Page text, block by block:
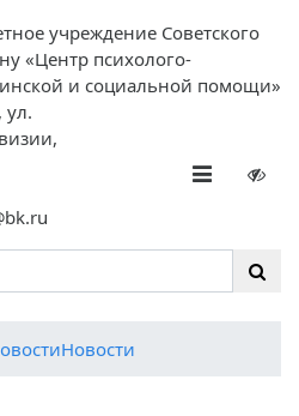
учреждение Советского
«Центр психолого-
и социальной помощи»
ул.
Новости